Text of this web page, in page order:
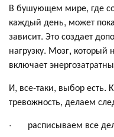
В бушующем мире, где
каждый день, может
зависит. Это создает
нагрузку. Мозг, который
включает
И, все-таки, выбор есть.
тревожность, делаем
· расписываем все